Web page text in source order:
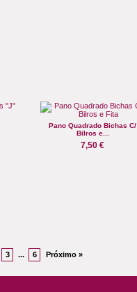
Pano Quadrado Bichas C/
Bilros e...
7,50 €
3 ... 6 Próximo »